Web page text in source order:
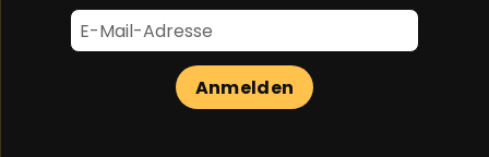
Anmelden